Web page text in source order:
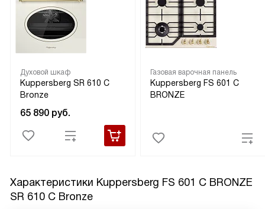
Духовой шкаф
Kuppersberg SR 610 C
Bronze
65 890 руб.
Газовая варочная панель
Kuppersberg FS 601 C
BRONZE
Характеристики Kuppersberg FS 601 C BRONZE
SR 610 C Bronze